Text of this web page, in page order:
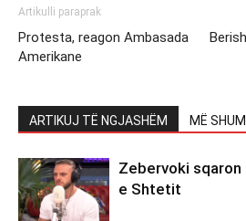
Artikulli paraprak
Protesta, reagon Ambasada
Amerikane
ARTIKUJ TË NGJASHËM MË
Zebervoki sqaron
e Shtetit